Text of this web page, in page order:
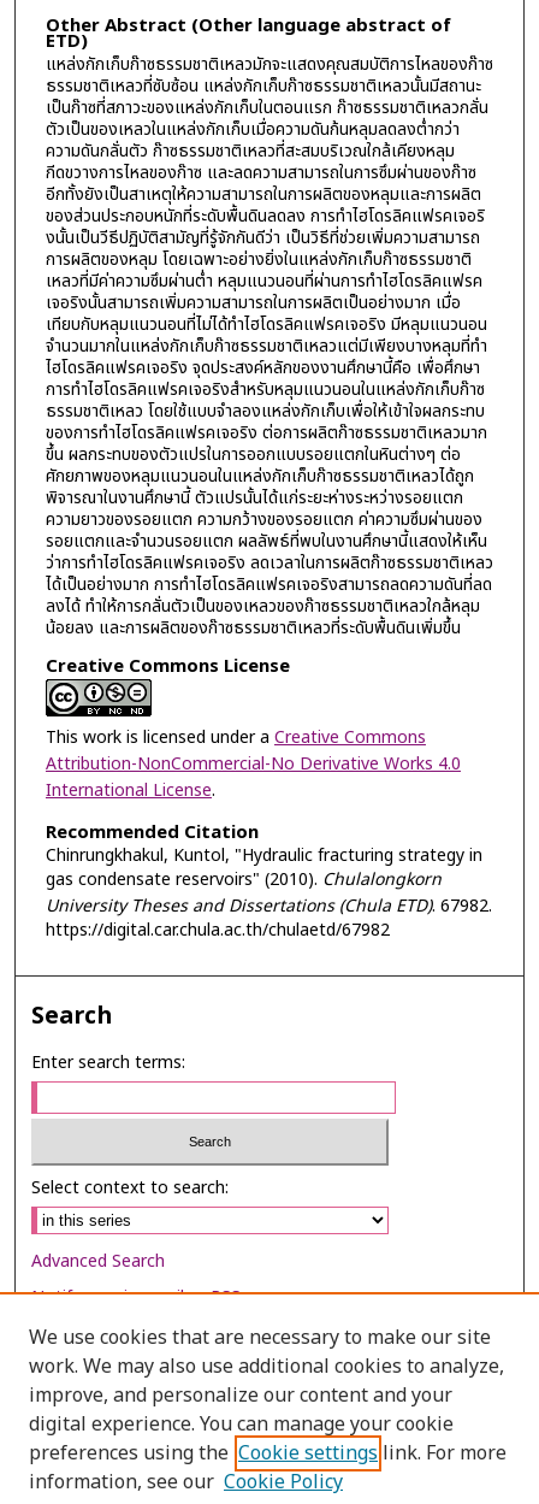
Other Abstract (Other language abstract of
ETD)
แหล่งกักเก็บก๊าซธรรมชาติเหลวมักจะแสดงคุณสมบัติการไหลของก๊าซ
ธรรมชาติเหลวที่ซับซ้อน แหล่งกักเก็บก๊าซธรรมชาติเหลวนั้นมีสถานะ
เป็นก๊าซที่สภาวะของแหล่งกักเก็บในตอนแรก ก๊าซธรรมชาติเหลวกลั่น
ตัวเป็นของเหลวในแหล่งกักเก็บเมื่อความดันก้นหลุมลดลงต่ำกว่า
ความดันกลั่นตัว ก๊าซธรรมชาติเหลวที่สะสมบริเวณใกล้เคียงหลุม
กีดขวางการไหลของก๊าซ และลดความสามารถในการซึมผ่านของก๊าซ
อีกทั้งยังเป็นสาเหตุให้ความสามารถในการผลิตของหลุมและการผลิต
ของส่วนประกอบหนักที่ระดับพื้นดินลดลง การทำไฮโดรลิคแฟรคเจอริ
งนั้นเป็นวีธีปฏิบัติสามัญที่รู้จักกันดีว่า เป็นวิธีที่ช่วยเพิ่มความสามารถ
การผลิตของหลุม โดยเฉพาะอย่างยิ่งในแหล่งกักเก็บก๊าซธรรมชาติ
เหลวที่มีค่าความซึมผ่านต่ำ หลุมแนวนอนที่ผ่านการทำไฮโดรลิคแฟรค
เจอริงนั้นสามารถเพิ่มความสามารถในการผลิตเป็นอย่างมาก เมื่อ
เทียบกับหลุมแนวนอนที่ไม่ได้ทำไฮโดรลิคแฟรคเจอริง มีหลุมแนวนอน
จำนวนมากในแหล่งกักเก็บก๊าซธรรมชาติเหลวแต่มีเพียงบางหลุมที่ทำ
ไฮโดรลิคแฟรคเจอริง จุดประสงค์หลักของงานศึกษานี้คือ เพื่อศึกษา
การทำไฮโดรลิคแฟรคเจอริงสำหรับหลุมแนวนอนในแหล่งกักเก็บก๊าซ
ธรรมชาติเหลว โดยใช้แบบจำลองแหล่งกักเก็บเพื่อให้เข้าใจผลกระทบ
ของการทำไฮโดรลิคแฟรคเจอริง ต่อการผลิตก๊าซธรรมชาติเหลวมาก
ขึ้น ผลกระทบของตัวแปรในการออกแบบรอยแตกในหินต่างๆ ต่อ
ศักยภาพของหลุมแนวนอนในแหล่งกักเก็บก๊าซธรรมชาติเหลวได้ถูก
พิจารณาในงานศึกษานี้ ตัวแปรนั้นได้แก่ระยะห่างระหว่างรอยแตก
ความยาวของรอยแตก ความกว้างของรอยแตก ค่าความซึมผ่านของ
รอยแตกและจำนวนรอยแตก ผลลัพธ์ที่พบในงานศึกษานี้แสดงให้เห็น
ว่าการทำไฮโดรลิคแฟรคเจอริง ลดเวลาในการผลิตก๊าซธรรมชาติเหลว
ได้เป็นอย่างมาก การทำไฮโดรลิคแฟรคเจอริงสามารถลดความดันที่ลด
ลงได้ ทำให้การกลั่นตัวเป็นของเหลวของก๊าซธรรมชาติเหลวใกล้หลุม
น้อยลง และการผลิตของก๊าซธรรมชาติเหลวที่ระดับพื้นดินเพิ่มขึ้น
Creative Commons License
This work is licensed under a Creative Commons
Attribution-NonCommercial-No Derivative Works 4.0
International License.
Recommended Citation
Chinrungkhakul, Kuntol, "Hydraulic fracturing strategy in
gas condensate reservoirs" (2010). Chulalongkorn
University Theses and Dissertations (Chula ETD). 67982.
https://digital.car.chula.ac.th/chulaetd/67982
Search
Enter search terms:
Select context to search:
Advanced Search
Notify me via email orRSS
Browse
Collections
Disciplines
Authors
We use cookies that are necessary to make our site
work. We may also use additional cookies to analyze,
improve, and personalize our content and your
digital experience. You can manage your cookie
preferences using the Cookie settings link. For more
information, see our Cookie Policy